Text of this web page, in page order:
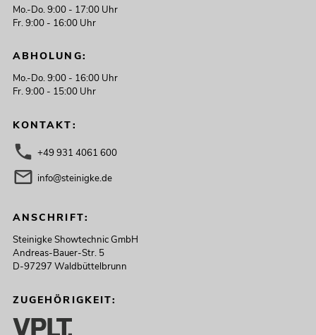
Mo.-Do. 9:00 - 17:00 Uhr
Fr. 9:00 - 16:00 Uhr
ABHOLUNG:
Mo.-Do. 9:00 - 16:00 Uhr
Fr. 9:00 - 15:00 Uhr
KONTAKT:
+49 931 4061 600
info@steinigke.de
ANSCHRIFT:
Steinigke Showtechnic GmbH
Andreas-Bauer-Str. 5
D-97297 Waldbüttelbrunn
ZUGEHÖRIGKEIT: